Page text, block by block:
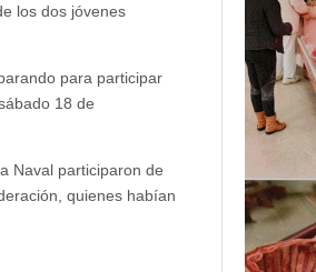
los dos jóvenes
para participar
18 de
Naval participaron de
quienes habían